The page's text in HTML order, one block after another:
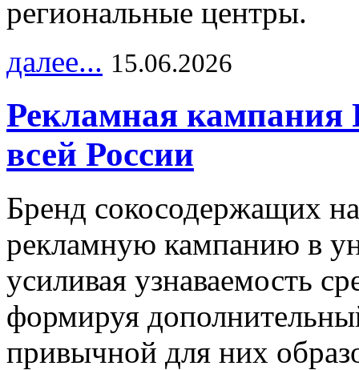
региональные центры.
далее... 15.06.2026
Рекламная
всей России
Бренд сокосодержащих
рекламную кампанию в
усиливая узнаваемость
формируя
привычной для них